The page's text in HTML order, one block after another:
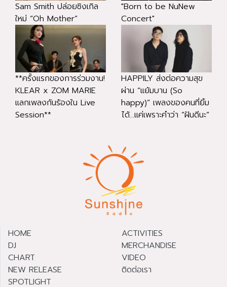
Sam Smith ปล่อยซิงเกิล
ใหม่ “Oh Mother”
"Born to be NuNew
Concert"
**ครั้งแรกของการร่วมงาน!
KLEAR x ZOM MARIE
แลกเพลงกันร้องใน Live
Session**
HAPPILY ส่งต่อความสุข
ผ่าน “แย้มบาน (So
happy)” เพลงของคนที่ยิ้ม
ได้...แค่เพราะคำว่า “ฝันดีนะ”
HOME
DJ
CHART
NEW RELEASE
SPOTLIGHT
ACTIVITIES
MERCHANDISE
VIDEO
ติดต่อเรา